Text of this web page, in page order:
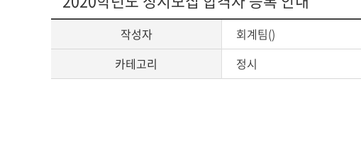
작성자 회계팀()
카테고리
정시